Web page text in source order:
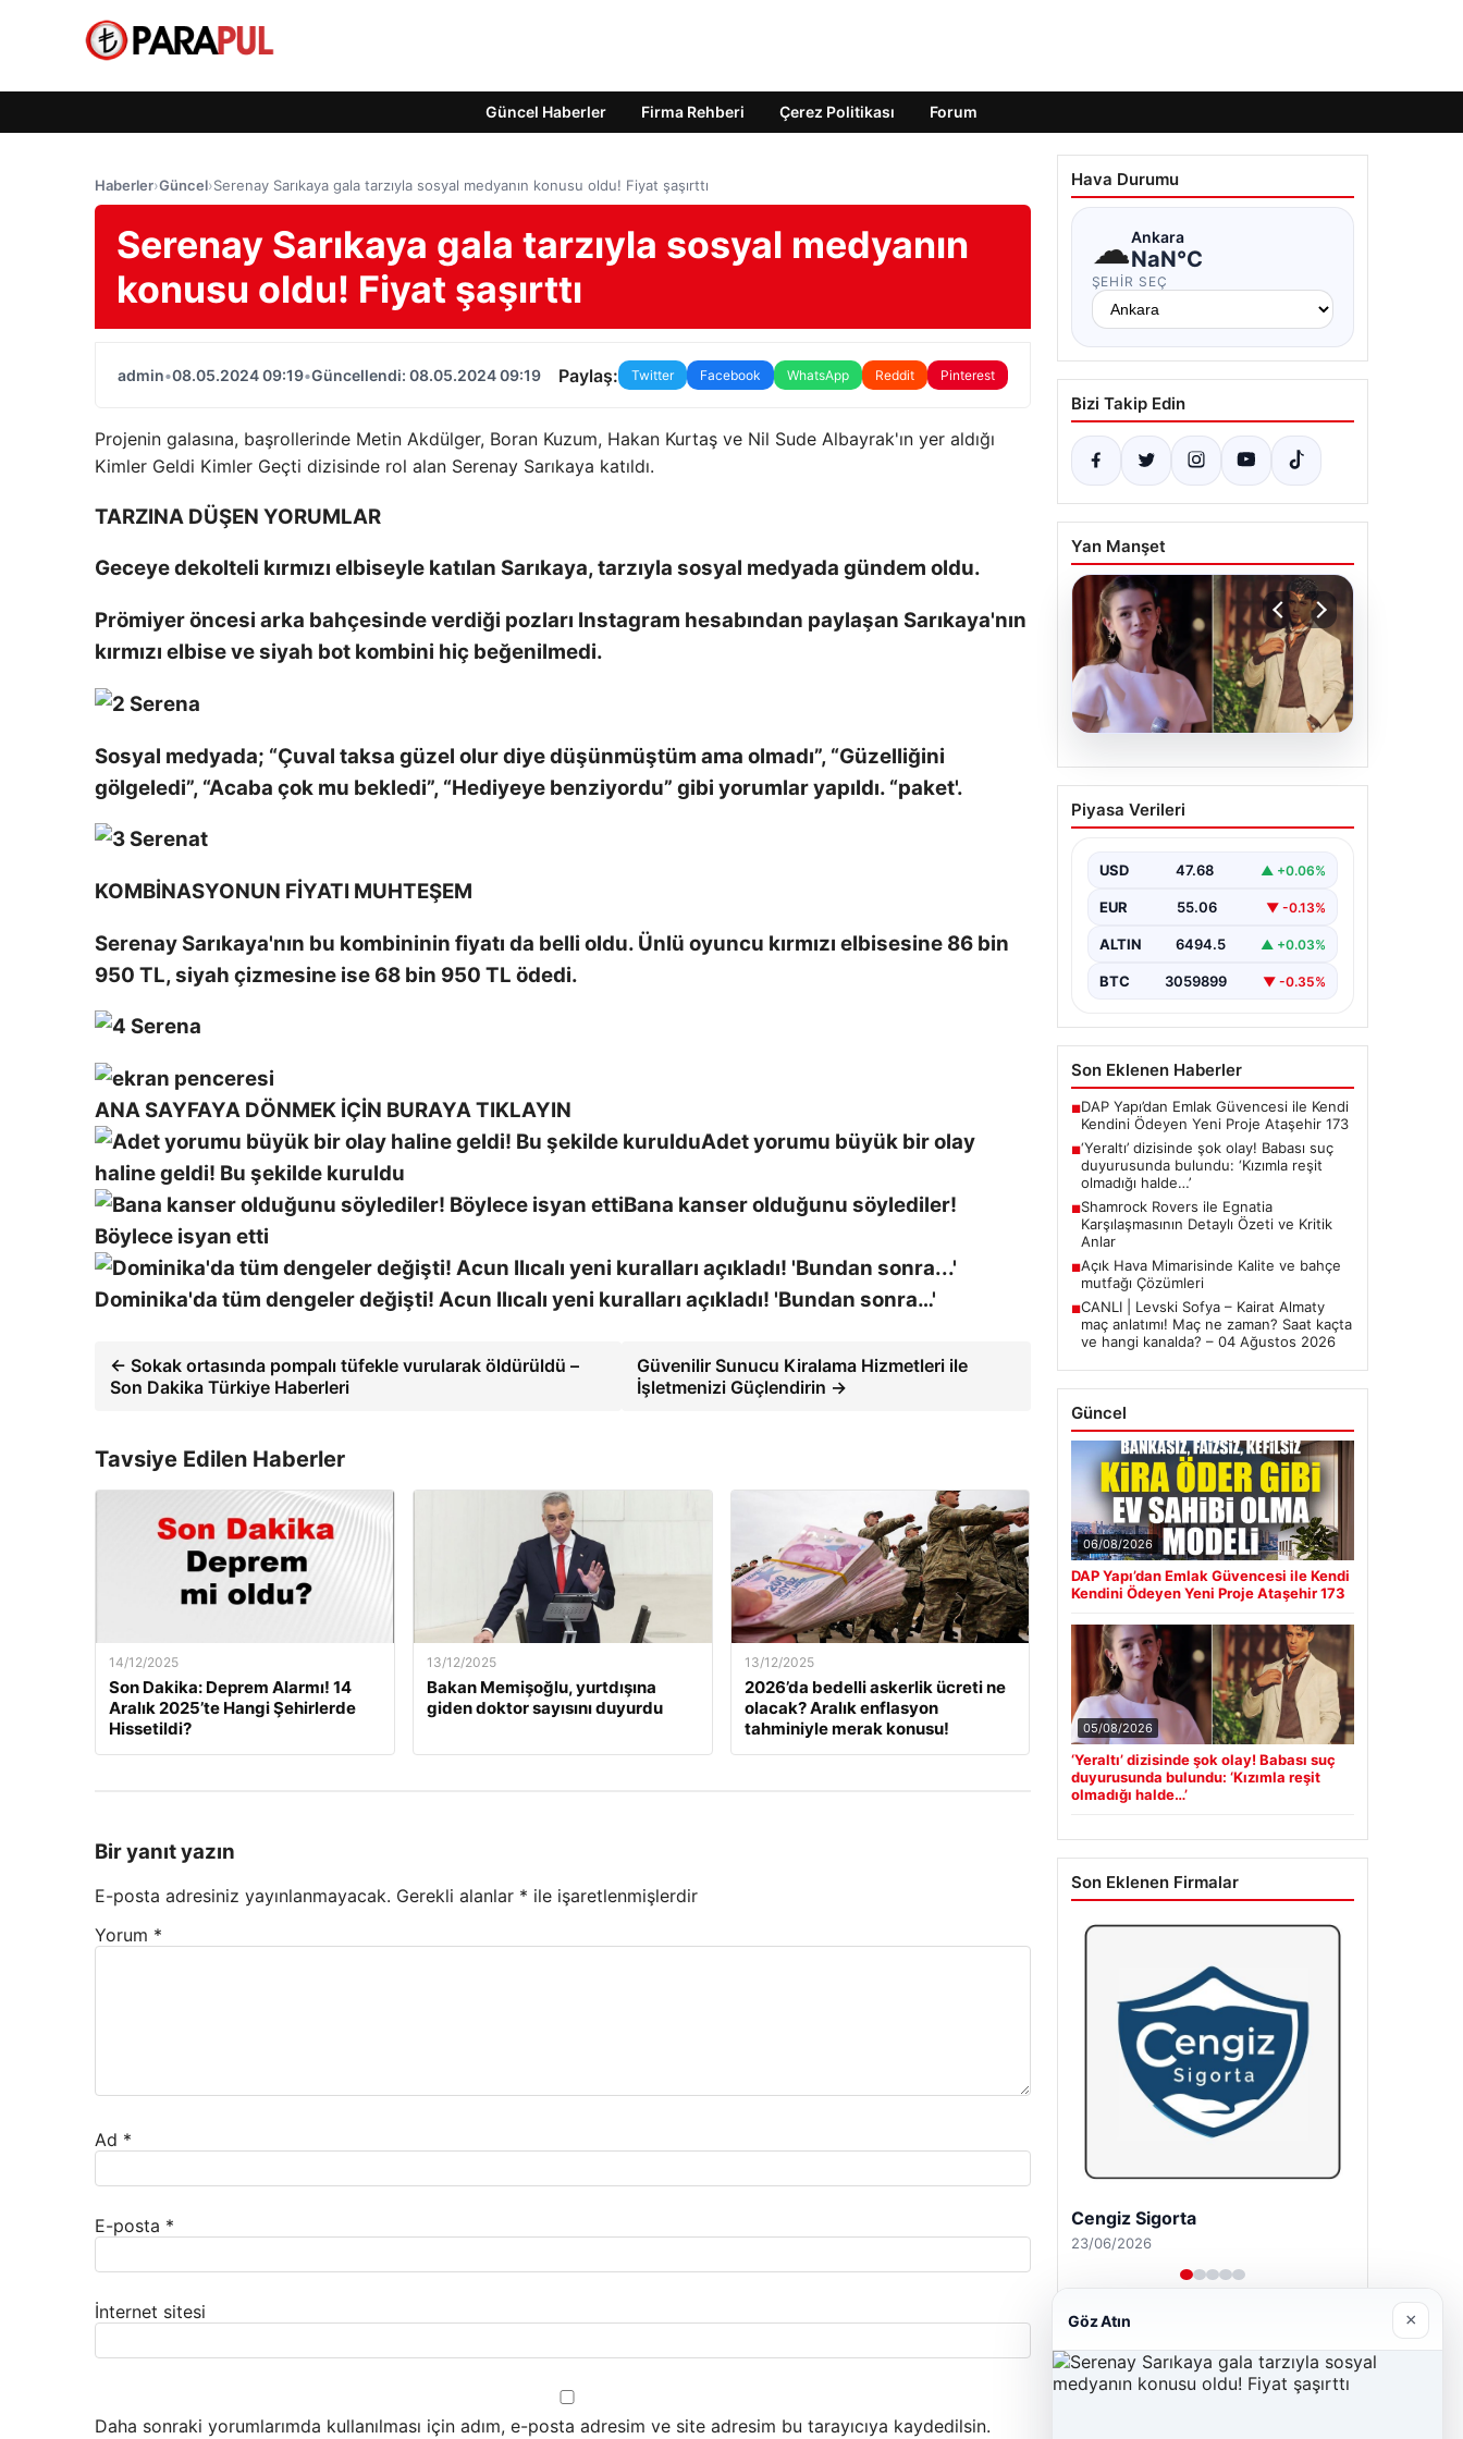
Güncel Haberler Firma Rehberi Çerez Politikası Forum
Haberler›Güncel›Serenay Sarıkaya gala tarzıyla sosyal medyanın konusu oldu! Fiyat şaşırttı
Serenay Sarıkaya gala tarzıyla sosyal medyanın
konusu oldu! Fiyat şaşırttı
admin•08.05.2024 09:19•Güncellendi: 08.05.2024 09:19 Paylaş: Twitter Facebook WhatsApp Reddit Pinterest
Projenin galasına, başrollerinde Metin Akdülger, Boran Kuzum, Hakan Kurtaş ve Nil Sude Albayrak'ın yer aldığı
Kimler Geldi Kimler Geçti dizisinde rol alan Serenay Sarıkaya katıldı.
TARZINA DÜŞEN YORUMLAR
Geceye dekolteli kırmızı elbiseyle katılan Sarıkaya, tarzıyla sosyal medyada gündem oldu.
Prömiyer öncesi arka bahçesinde verdiği pozları Instagram hesabından paylaşan Sarıkaya'nın
kırmızı elbise ve siyah bot kombini hiç beğenilmedi.
Sosyal medyada; “Çuval taksa güzel olur diye düşünmüştüm ama olmadı”, “Güzelliğini
gölgeledi”, “Acaba çok mu bekledi”, “Hediyeye benziyordu” gibi yorumlar yapıldı. “paket'.
KOMBİNASYONUN FİYATI MUHTEŞEM
Serenay Sarıkaya'nın bu kombininin fiyatı da belli oldu. Ünlü oyuncu kırmızı elbisesine 86 bin
950 TL, siyah çizmesine ise 68 bin 950 TL ödedi.
ANA SAYFAYA DÖNMEK İÇİN BURAYA TIKLAYIN
Adet yorumu büyük bir olay
haline geldi! Bu şekilde kuruldu
Bana kanser olduğunu söylediler!
Böylece isyan etti
Dominika'da tüm dengeler değişti! Acun Ilıcalı yeni kuralları açıkladı! 'Bundan sonra…'
← Sokak ortasında pompalı tüfekle vurularak öldürüldü –
Son Dakika Türkiye Haberleri
Güvenilir Sunucu Kiralama Hizmetleri ile
İşletmenizi Güçlendirin →
Tavsiye Edilen Haberler
14/12/2025
Son Dakika: Deprem Alarmı! 14
Aralık 2025’te Hangi Şehirlerde
Hissetildi?
13/12/2025
Bakan Memişoğlu, yurtdışına
giden doktor sayısını duyurdu
13/12/2025
2026’da bedelli askerlik ücreti ne
olacak? Aralık enflasyon
tahminiyle merak konusu!
Bir yanıt yazın
E-posta adresiniz yayınlanmayacak. Gerekli alanlar * ile işaretlenmişlerdir
Yorum *
Ad *
E-posta *
İnternet sitesi
Daha sonraki yorumlarımda kullanılması için adım, e-posta adresim ve site adresim bu tarayıcıya kaydedilsin.
Hava Durumu
☁Ankara
NaN°C
ŞEHIR SEÇ
Bizi Takip Edin
Yan Manşet
05.08.2026
‘Yeraltı’ dizisinde şok
olay! Babası suç
‘Kızımla reşit olmadığı
halde…’
Piyasa Verileri
USD 47.68 ▲ +0.06%
EUR 55.06 ▼ -0.13%
ALTIN 6494.5 ▲ +0.03%
BTC 3059899 ▼ -0.35%
Son Eklenen Haberler
■DAP Yapı’dan Emlak Güvencesi ile Kendi
Kendini Ödeyen Yeni Proje Ataşehir 173
■‘Yeraltı’ dizisinde şok olay! Babası suç
duyurusunda bulundu: ‘Kızımla reşit
olmadığı halde…’
■Shamrock Rovers ile Egnatia
Karşılaşmasının Detaylı Özeti ve Kritik
Anlar
■Açık Hava Mimarisinde Kalite ve bahçe
mutfağı Çözümleri
■CANLI | Levski Sofya – Kairat Almaty
maç anlatımı! Maç ne zaman? Saat kaçta
ve hangi kanalda? – 04 Ağustos 2026
Güncel
06/08/2026
DAP Yapı’dan Emlak Güvencesi ile Kendi
Kendini Ödeyen Yeni Proje Ataşehir 173
05/08/2026
‘Yeraltı’ dizisinde şok olay! Babası suç
duyurusunda bulundu: ‘Kızımla reşit
olmadığı halde…’
Son Eklenen Firmalar
Cengiz Sigorta
23/06/2026
Göz Atın ×